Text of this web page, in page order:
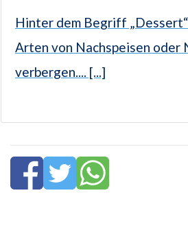
Hinter dem Begriff
Arten von Nachspeisen oder
verbergen.... [...]